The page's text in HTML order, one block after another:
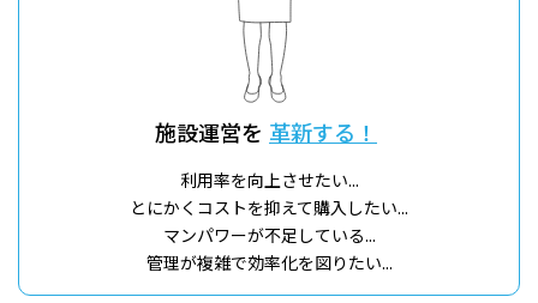
施設運営を 革新する！
利用率を向上させたい...
とにかくコストを抑えて購入したい...
マンパワーが不足している...
管理が複雑で効率化を図りたい...